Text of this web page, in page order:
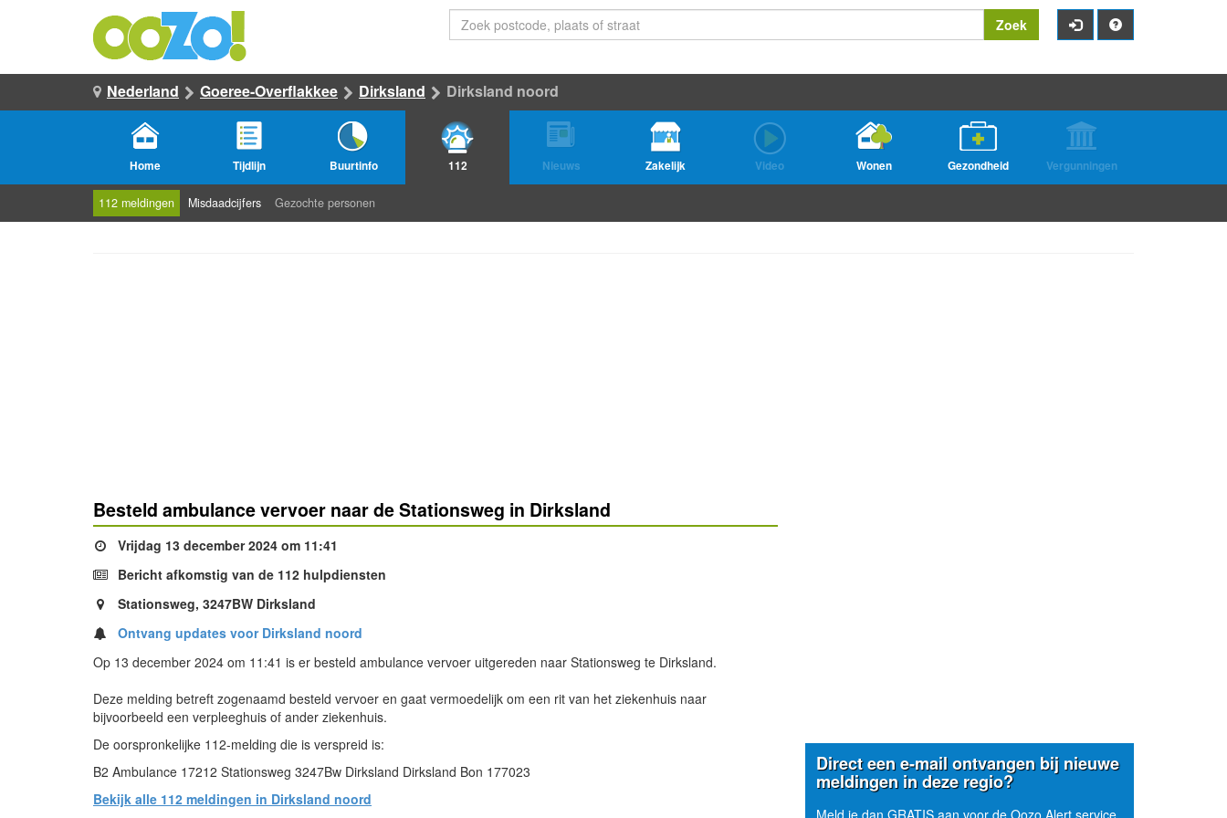
Zoek
Nederland Goeree-Overflakkee Dirksland Dirksland noord
Home Tijdlijn Buurtinfo 112 Nieuws Zakelijk Video Wonen Gezondheid Vergunningen
112 meldingen Misdaadcijfers Gezochte personen
Besteld ambulance vervoer naar de Stationsweg in Dirksland
Vrijdag 13 december 2024 om 11:41
Bericht afkomstig van de 112 hulpdiensten
Stationsweg, 3247BW Dirksland
Ontvang updates voor Dirksland noord
Op 13 december 2024 om 11:41 is er besteld ambulance vervoer uitgereden naar Stationsweg te Dirksland.
Deze melding betreft zogenaamd besteld vervoer en gaat vermoedelijk om een rit van het ziekenhuis naar
bijvoorbeeld een verpleeghuis of ander ziekenhuis.
De oorspronkelijke 112-melding die is verspreid is:
B2 Ambulance 17212 Stationsweg 3247Bw Dirksland Dirksland Bon 177023
Bekijk alle 112 meldingen in Dirksland noord
Direct een e-mail ontvangen bij nieuwe
meldingen in deze regio?
Meld je dan GRATIS aan voor de Oozo Alert service